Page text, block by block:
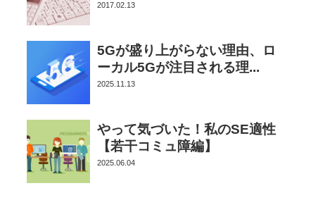
2017.02.13
5Gが盛り上がらない理由、ロ
ーカル5Gが注目される理...
2025.11.13
やって気づいた！私のSE適性
【若干コミュ障編】
2025.06.04